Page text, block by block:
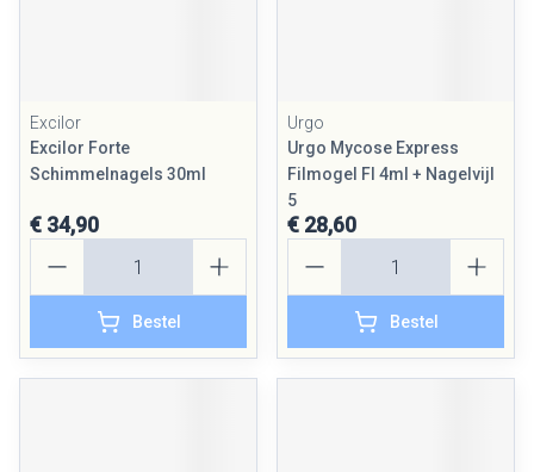
Excilor
Excilor Forte
Schimmelnagels 30ml
€ 34,90
Bestel
Urgo
Urgo Mycose Express
Filmogel Fl 4ml + Nagelvijl
5
€ 28,60
Bestel